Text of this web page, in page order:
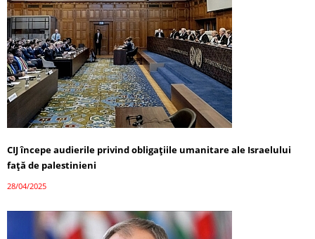
CIJ începe audierile privind obligațiile umanitare ale Israelului
față de palestinieni
28/04/2025